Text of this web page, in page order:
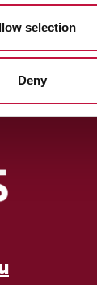
selection
Deny